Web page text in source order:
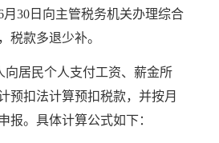
月30日向主管税务机关办理综合
税款多退少补。
居民个人支付工资、薪金所
预扣法计算预扣税款，并按月
报。具体计算公式如下：